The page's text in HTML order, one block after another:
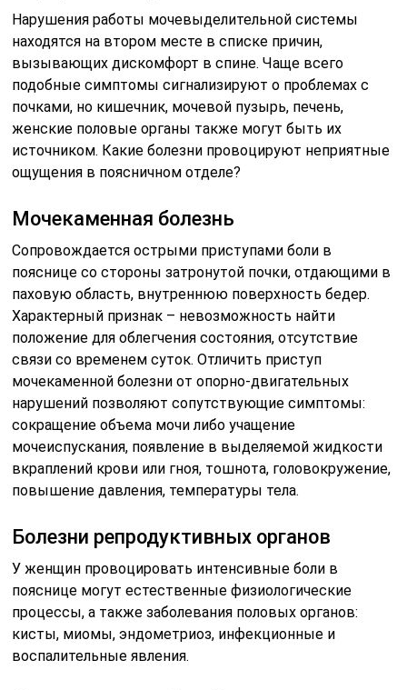
Нарушения работы мочевыделительной системы
находятся на втором месте в списке причин,
вызывающих дискомфорт в спине. Чаще всего
подобные симптомы сигнализируют о проблемах с
почками, но кишечник, мочевой пузырь, печень,
женские половые органы также могут быть их
источником. Какие болезни провоцируют неприятные
ощущения в поясничном отделе?
Мочекаменная болезнь
Сопровождается острыми приступами боли в
пояснице со стороны затронутой почки, отдающими в
паховую область, внутреннюю поверхность бедер.
Характерный признак – невозможность найти
положение для облегчения состояния, отсутствие
связи со временем суток. Отличить приступ
мочекаменной болезни от опорно-двигательных
нарушений позволяют сопутствующие симптомы:
сокращение объема мочи либо учащение
мочеиспускания, появление в выделяемой жидкости
вкраплений крови или гноя, тошнота, головокружение,
повышение давления, температуры тела.
Болезни репродуктивных органов
У женщин провоцировать интенсивные боли в
пояснице могут естественные физиологические
процессы, а также заболевания половых органов:
кисты, миомы, эндометриоз, инфекционные и
воспалительные явления.